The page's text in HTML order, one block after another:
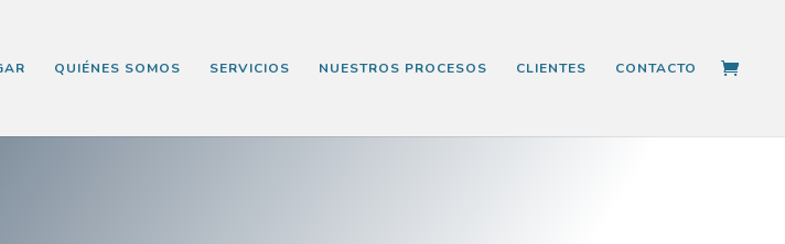
QUIÉNES SOMOS SERVICIOS NUESTROS PROCESOS CLIENTES CONTACTO